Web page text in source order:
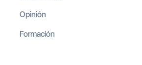
Opinión
Formación